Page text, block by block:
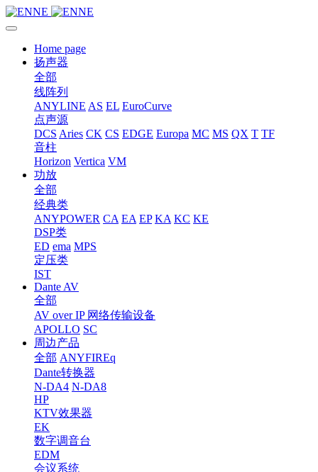
Home page
扬声器
全部
线阵列
ANYLINE AS EL EuroCurve
点声源
DCS Aries CK CS EDGE Europa MC MS QX T TF
音柱
Horizon Vertica VM
功放
全部
经典类
ANYPOWER CA EA EP KA KC KE
DSP类
ED ema MPS
定压类
IST
Dante AV
全部
AV over IP 网络传输设备
APOLLO SC
周边产品
全部 ANYFIREq
Dante转换器
N-DA4 N-DA8
HP
KTV效果器
EK
数字调音台
EDM
会议系统